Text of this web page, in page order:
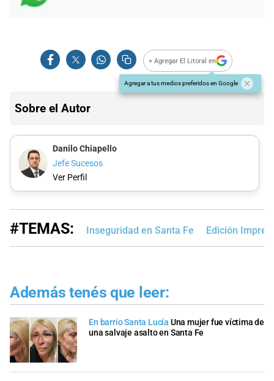
+ Agregar El Litoral en
Agregar a tus medios preferidos en Google
Sobre el Autor
Danilo Chiapello
Jefe Sucesos
Ver Perfil
#TEMAS: Inseguridad en Santa Fe Edición
Además tenés que leer:
En barrio Santa Lucía Una mujer fue víctima de
una salvaje asalto en Santa Fe